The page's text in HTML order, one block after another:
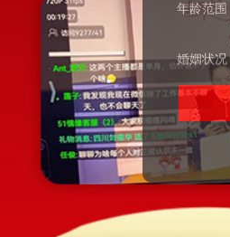
年龄范围
婚姻状况